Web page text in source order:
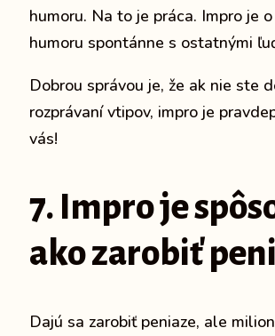
humoru. Na to je práca. Impro je
humoru spontánne s ostatnými
Dobrou správou je, že ak nie ste
rozprávaní vtipov, impro je
vás!
7. Impro je
ako zarobiť
Dajú sa zarobiť peniaze, ale